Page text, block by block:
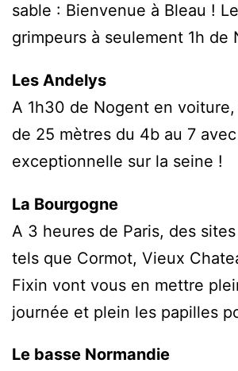
sable : Bienvenue à Bleau !
grimpeurs à seulement 1h de
Les Andelys
A 1h30 de Nogent en
de 25 mètres du 4b au 7
exceptionnelle sur la seine !
La Bourgogne
A 3 heures de Paris, des
tels que Cormot, Vieux
Fixin vont vous en mettre
journée et plein les papilles
Le basse Normandie